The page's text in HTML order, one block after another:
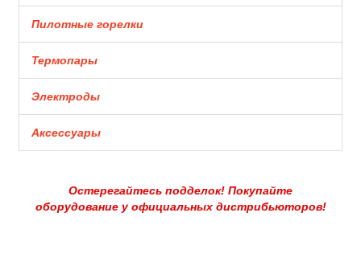
Пилотные горелки
Термопары
Электроды
Аксессуары
Остерегайтесь подделок! Покупайте
оборудование у официальных дистрибьюторов!